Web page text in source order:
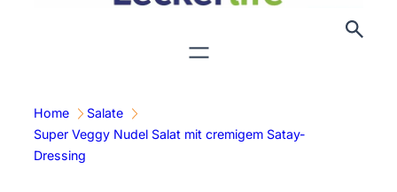
Home
Salate
Super Veggy Nudel Salat mit cremigem Satay-
Dressing